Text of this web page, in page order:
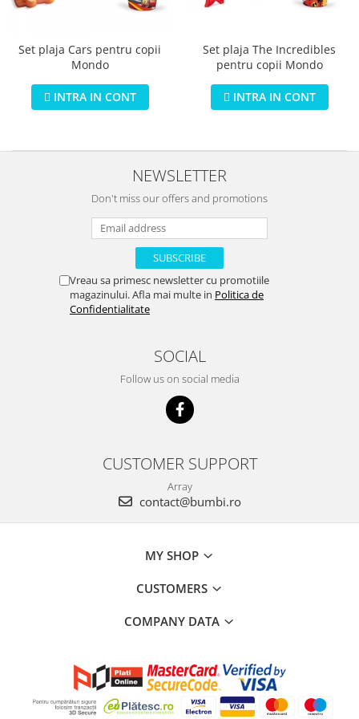
Mingi
Placi pentru inot
Kituri constructie si pictura
Masinute Radiocomanda
Papusi si accesorii
Trenulete Electrice
Biciclete fara pedale
Perne
Set plaja Cars pentru copii
Mondo
INTRA IN CONT
Set plaja The Incredibles
pentru copii Mondo
INTRA IN CONT
NEWSLETTER
Don't miss our offers and promotions
Vreau sa primesc newsletter cu promotiile
magazinului. Afla mai multe in Politica de
Confidentialitate
SOCIAL
Follow us on social media
CUSTOMER SUPPORT
Array
contact@bumbi.ro
MY SHOP
CUSTOMERS
COMPANY DATA